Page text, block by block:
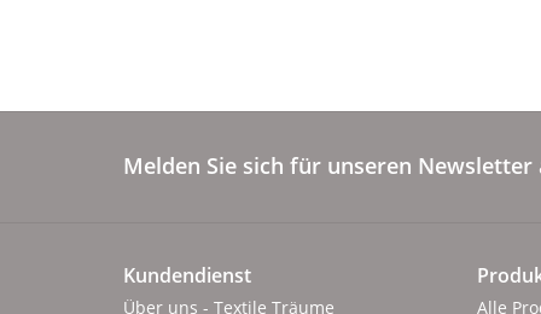
Melden Sie sich für unseren Newsletter
Kundendienst
Über uns - Textile Träume Alle